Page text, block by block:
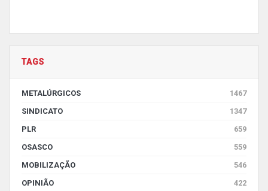
TAGS
METALÚRGICOS
1467
SINDICATO
1347
PLR
659
OSASCO
559
MOBILIZAÇÃO
546
OPINIÃO
422